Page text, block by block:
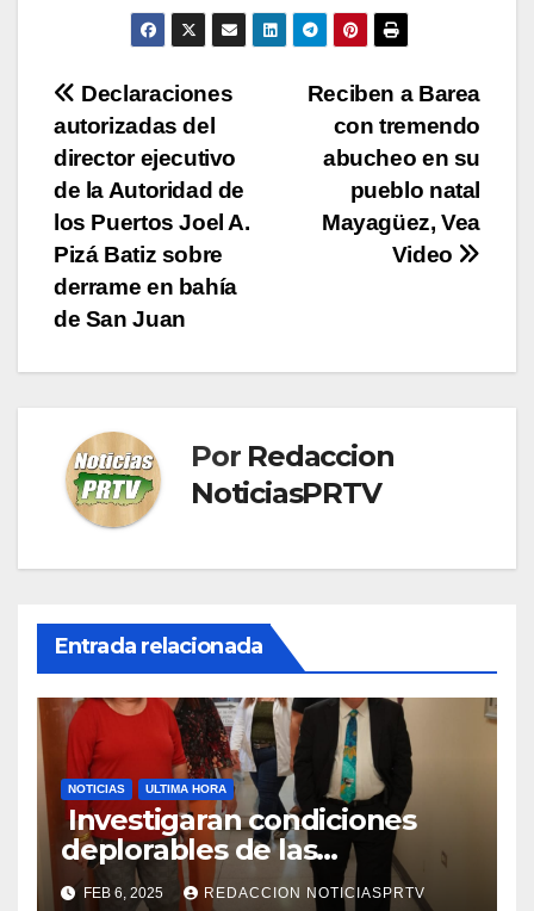
Navegación
de
entradas
Reciben a Barea
con tremendo
abucheo en su
pueblo natal
Mayagüez, Vea
Video
Declaraciones
autorizadas del
director ejecutivo
de la Autoridad de
los Puertos Joel A.
Pizá Batiz sobre
derrame en bahía
de San Juan
Por Redaccion
NoticiasPRTV
Entrada relacionada
NOTICIAS ULTIMA HORA
Investigaran condiciones
deplorables de las
facilidades el Departamento
FEB 6, 2025 REDACCION NOTICIASPRTV